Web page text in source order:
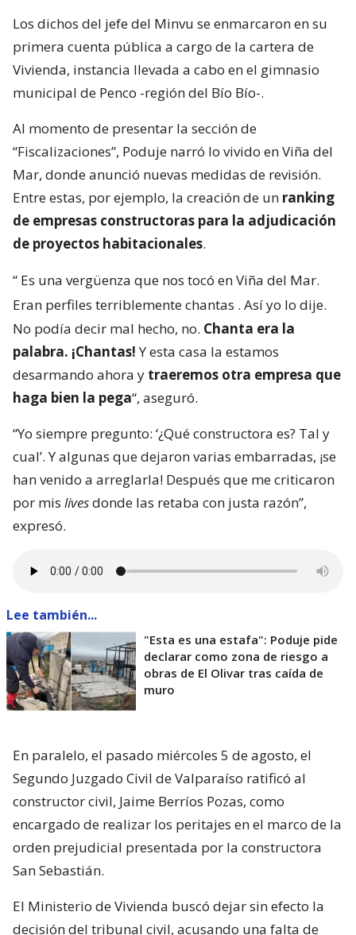
Los dichos del jefe del Minvu se enmarcaron en su
primera cuenta pública a cargo de la cartera de
Vivienda, instancia llevada a cabo en el gimnasio
municipal de Penco -región del Bío Bío-.
Al momento de presentar la sección de
“Fiscalizaciones”, Poduje narró lo vivido en Viña del
Mar, donde anunció nuevas medidas de revisión.
Entre estas, por ejemplo, la creación de un ranking
de empresas constructoras para la adjudicación
de proyectos habitacionales.
“ Es una vergüenza que nos tocó en Viña del Mar.
Eran perfiles terriblemente chantas . Así yo lo dije.
No podía decir mal hecho, no. Chanta era la
palabra. ¡Chantas!Y esta casa la estamos
desarmando ahora y traeremos otra empresa que
haga bien la pega“, aseguró.
“Yo siempre pregunto: ‘¿Qué constructora es? Tal y
cual’. Y algunas que dejaron varias embarradas, ¡se
han venido a arreglarla! Después que me criticaron
por mis livesdonde las retaba con justa razón”,
expresó.
Lee también...
"Esta es una estafa": Poduje pide
declarar como zona de riesgo a
obras de El Olivar tras caída de
muro
En paralelo, el pasado miércoles 5 de agosto, el
Segundo Juzgado Civil de Valparaíso ratificó al
constructor civil, Jaime Berríos Pozas, como
encargado de realizar los peritajes en el marco de la
orden prejudicial presentada por la constructora
San Sebastián.
El Ministerio de Vivienda buscó dejar sin efecto la
decisión del tribunal civil, acusando una falta de